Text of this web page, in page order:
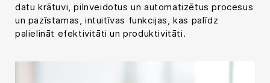
datu krātuvi, pilnveidotus un automatizētus procesus
un pazīstamas, intuitīvas funkcijas, kas palīdz
palielināt efektivitāti un produktivitāti.